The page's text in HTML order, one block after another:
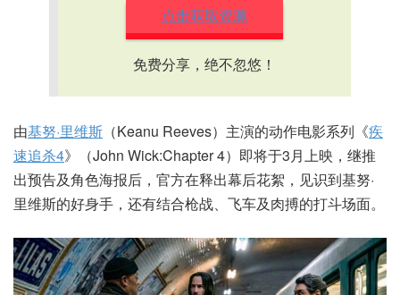
点击获取资源
免费分享，绝不忽悠！
由基努·里维斯 （Keanu Reeves）主演的动作电影系列《疾
速追杀4》（John Wick:Chapter 4）即将于3月上映，继推
出预告及角色海报后，官方在释出幕后花絮，见识到基努·
里维斯的好身手，还有结合枪战、飞车及肉搏的打斗场面。